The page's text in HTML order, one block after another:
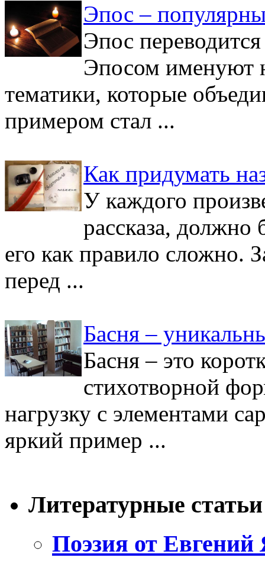
Эпос –
Эпос
Эпосом именуют
тематики, которые
примером стал ...
Как придумать
У каждого
рассказа, должно
его как правило сложно.
перед ...
Басня –
Басня – это
стихотворной
нагрузку с элементами
яркий пример ...
Литературные статьи
Поэзия от Евгений